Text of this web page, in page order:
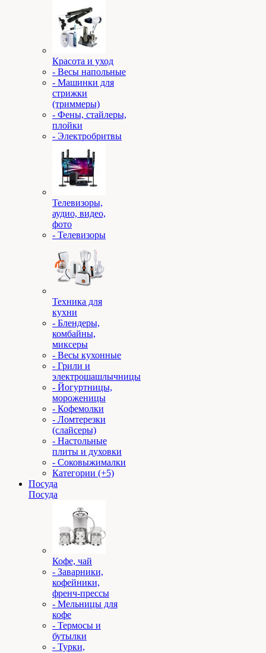
Красота и уход
- Весы напольные
- Машинки для
стрижки
(триммеры)
- Фены, стайлеры,
плойки
- Электробритвы
Телевизоры,
аудио, видео,
фото
- Телевизоры
Техника для
кухни
- Блендеры,
комбайны,
миксеры
- Весы кухонные
- Грили и
электрошашлычницы
- Йогуртницы,
мороженицы
- Кофемолки
- Ломтерезки
(слайсеры)
- Настольные
плиты и духовки
- Соковыжималки
Категории (+5)
Посуда
Посуда
Кофе, чай
- Заварники,
кофейники,
френч-прессы
- Мельницы для
кофе
- Термосы и
бутылки
- Турки,